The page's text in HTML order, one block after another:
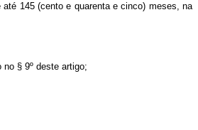
145 (cento e quarenta e cinco) meses, na
§ 9º deste artigo;